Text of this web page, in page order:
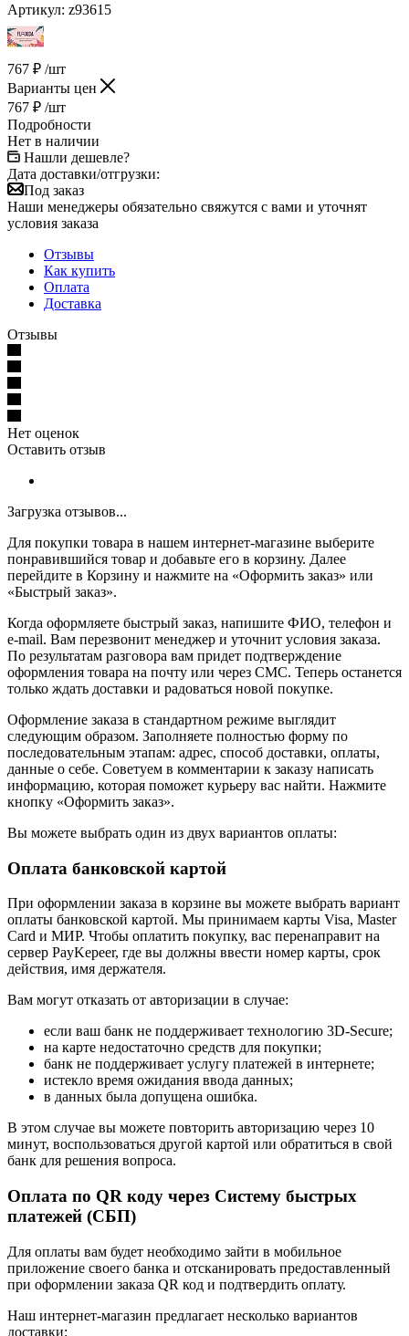
Артикул: z93615
767 ₽ /шт
Варианты цен
767 ₽ /шт
Подробности
Нет в наличии
Нашли дешевле?
Дата доставки/отгрузки:
Под заказ
Наши менеджеры обязательно свяжутся с вами и уточнят
условия заказа
Отзывы
Как купить
Оплата
Доставка
Отзывы
Нет оценок
Оставить отзыв
Загрузка отзывов...
Для покупки товара в нашем интернет-магазине выберите
понравившийся товар и добавьте его в корзину. Далее
перейдите в Корзину и нажмите на «Оформить заказ» или
«Быстрый заказ».
Когда оформляете быстрый заказ, напишите ФИО, телефон и
e-mail. Вам перезвонит менеджер и уточнит условия заказа.
По результатам разговора вам придет подтверждение
оформления товара на почту или через СМС. Теперь останется
только ждать доставки и радоваться новой покупке.
Оформление заказа в стандартном режиме выглядит
следующим образом. Заполняете полностью форму по
последовательным этапам: адрес, способ доставки, оплаты,
данные о себе. Советуем в комментарии к заказу написать
информацию, которая поможет курьеру вас найти. Нажмите
кнопку «Оформить заказ».
Вы можете выбрать один из двух вариантов оплаты:
Оплата банковской картой
При оформлении заказа в корзине вы можете выбрать вариант
оплаты банковской картой. Мы принимаем карты Visa, Master
Card и МИР. Чтобы оплатить покупку, вас перенаправит на
сервер PayKepeer, где вы должны ввести номер карты, срок
действия, имя держателя.
Вам могут отказать от авторизации в случае:
если ваш банк не поддерживает технологию 3D-Secure;
на карте недостаточно средств для покупки;
банк не поддерживает услугу платежей в интернете;
истекло время ожидания ввода данных;
в данных была допущена ошибка.
В этом случае вы можете повторить авторизацию через 10
минут, воспользоваться другой картой или обратиться в свой
банк для решения вопроса.
Оплата по QR коду через Систему быстрых
платежей (СБП)
Для оплаты вам будет необходимо зайти в мобильное
приложение своего банка и отсканировать предоставленный
при оформлении заказа QR код и подтвердить оплату.
Наш интернет-магазин предлагает несколько вариантов
доставки: